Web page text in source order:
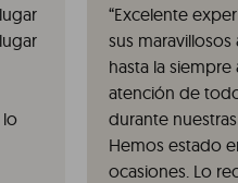
lo
“Excelente
sus
hasta la
atención de
durante
Hemos estado
ocasiones. Lo